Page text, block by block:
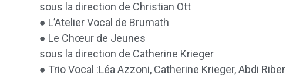
sous la direction de Christian Ott
● L’Atelier Vocal de Brumath
● Le Chœur de Jeunes
sous la direction de Catherine Krieger
● Trio Vocal :Léa Azzoni, Catherine Krieger, Abdi Riber